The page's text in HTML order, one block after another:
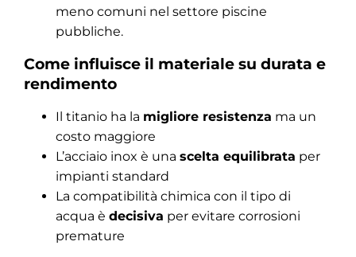
meno comuni nel settore piscine
pubbliche.
Come influisce il materiale su durata e
rendimento
Il titanio ha la migliore resistenza ma un
costo maggiore
L’acciaio inox è una scelta equilibrata per
impianti standard
La compatibilità chimica con il tipo di
acqua è decisiva per evitare corrosioni
premature